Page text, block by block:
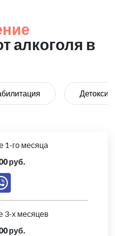
алкоголя в
1-го месяца
руб.
3-х месяцев
руб.